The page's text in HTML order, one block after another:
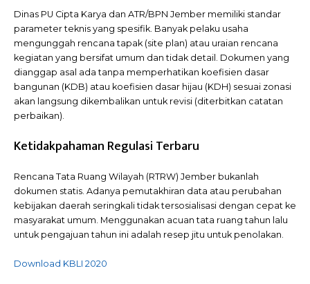
Dinas PU Cipta Karya dan ATR/BPN Jember memiliki standar
parameter teknis yang spesifik. Banyak pelaku usaha
mengunggah rencana tapak (site plan) atau uraian rencana
kegiatan yang bersifat umum dan tidak detail. Dokumen yang
dianggap asal ada tanpa memperhatikan koefisien dasar
bangunan (KDB) atau koefisien dasar hijau (KDH) sesuai zonasi
akan langsung dikembalikan untuk revisi (diterbitkan catatan
perbaikan).
Ketidakpahaman Regulasi Terbaru
Rencana Tata Ruang Wilayah (RTRW) Jember bukanlah
dokumen statis. Adanya pemutakhiran data atau perubahan
kebijakan daerah seringkali tidak tersosialisasi dengan cepat ke
masyarakat umum. Menggunakan acuan tata ruang tahun lalu
untuk pengajuan tahun ini adalah resep jitu untuk penolakan.
Download KBLI 2020